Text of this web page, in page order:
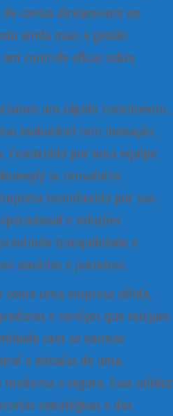
contas diretamente no
ainda mais a gestão
controle eficaz sobre
um rápido crescimento,
inabalável com inovação,
Construída por uma equipe
se consolidou
reconhecida por sua
e soluções
tranquilidade e
usuários e parceiros.
como uma empresa sólida,
e serviços que estejam
com as normas
e dotadas de uma
e segura. Essa solidez
estratégicas e das